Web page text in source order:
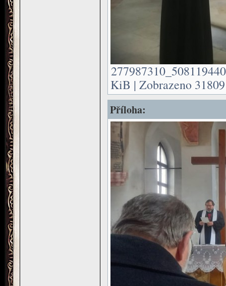
KiB | Zobrazeno
Příloha: